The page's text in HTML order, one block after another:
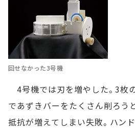
回せなかった3号機
4号機では刃を増やした。3枚
であずきバーをたくさん削ろう
抵抗が増えてしまい失敗。ハン